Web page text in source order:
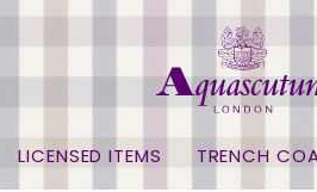
LICENSED ITEMS TRENCH